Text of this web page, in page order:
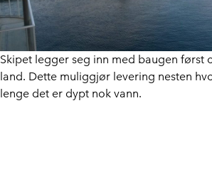
Skipet legger seg inn med baugen først
land. Dette muliggjør levering nesten
lenge det er dypt nok vann.